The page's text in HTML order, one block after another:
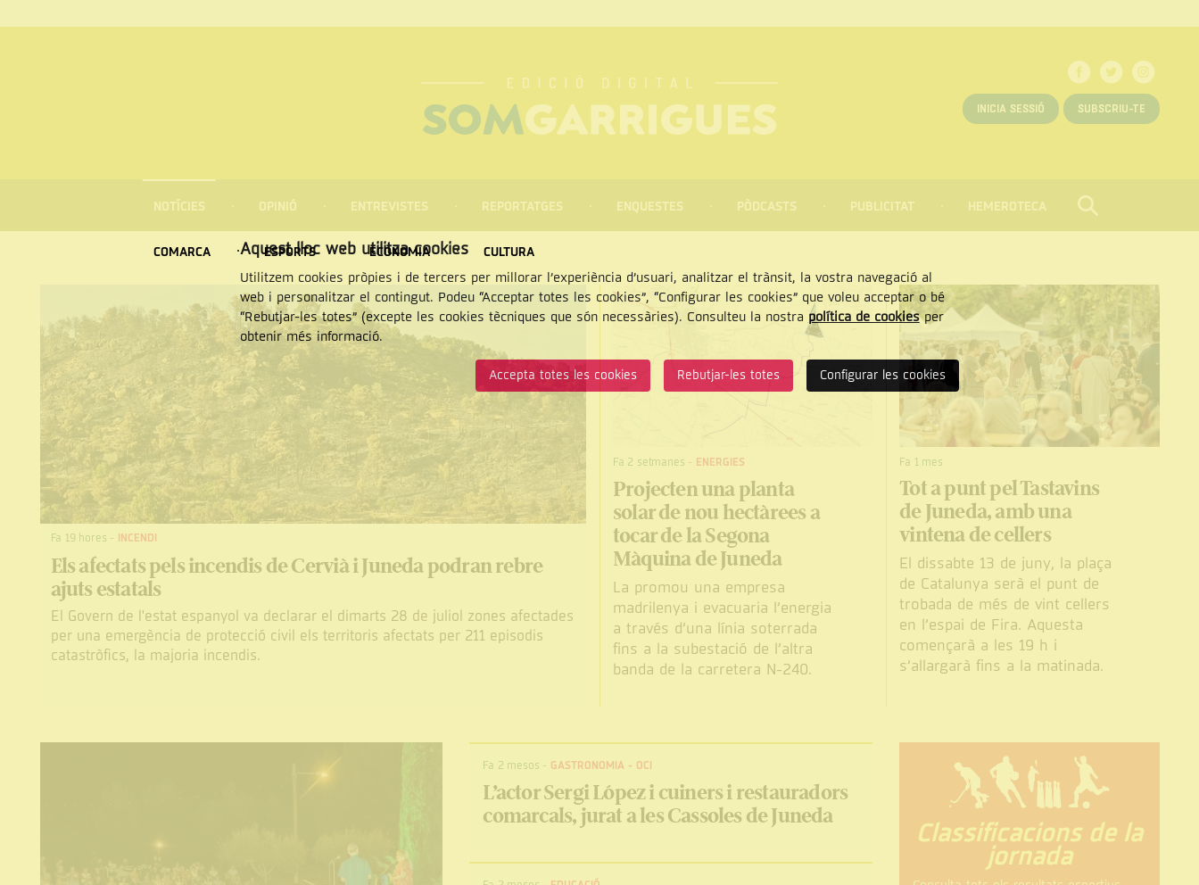
INICIA SESSIÓ SUBSCRIU-TE
NOTÍCIES
COMARCA ESPORTS ECONOMIA CULTURA
OPINIÓ ENTREVISTES REPORTATGES ENQUESTES PÒDCASTS PUBLICITAT HEMEROTECA CERCAR
Tancar
Fa 19 hores - INCENDI
Els afectats pels incendis de Cervià i Juneda podran rebre
ajuts estatals
El Govern de l'estat espanyol va declarar el dimarts 28 de juliol zones afectades
per una emergència de protecció civil els territoris afectats per 211 episodis
catastròfics, la majoria incendis.
Fa 2 setmanes - ENERGIES
Projecten una planta
solar de nou hectàrees a
tocar de la Segona
Màquina de Juneda
La promou una empresa
madrilenya i evacuaria l’energia
a través d’una línia soterrada
fins a la subestació de l’altra
banda de la carretera N-240.
Fa 1 mes
Tot a punt pel Tastavins
de Juneda, amb una
vintena de cellers
El dissabte 13 de juny, la plaça
de Catalunya serà el punt de
trobada de més de vint cellers
en l’espai de Fira. Aquesta
començarà a les 19 h i
s’allargarà fins a la matinada.
Fa 2 mesos - GASTRONOMIA - OCI
L’actor Sergi López i cuiners i restauradors
comarcals, jurat a les Cassoles de Juneda
Classificacions de la
jornada
Aquest lloc web utilitza cookies
Utilitzem cookies pròpies i de tercers per millorar l’experiència d’usuari, analitzar el trànsit, la vostra navegació al
web i personalitzar el contingut. Podeu “Acceptar totes les cookies”, “Configurar les cookies” que voleu acceptar o bé
“Rebutjar-les totes” (excepte les cookies tècniques que són necessàries). Consulteu la nostra política de cookiesper
obtenir més informació.
Accepta totes les cookies Rebutjar-les totes Configurar les cookies